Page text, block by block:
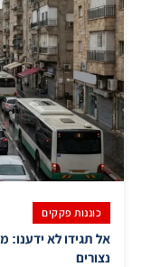
כוננות פקקים
אל תגידו לא
נצורים